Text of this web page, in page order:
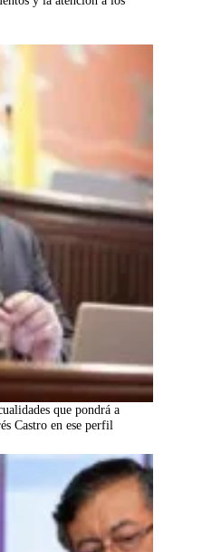
que pondrá a
Castro en ese perfil